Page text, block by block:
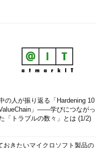
の人が振り返る「Hardening 10
」――学びにつながっ
「トラブルの数々」とは (1/2)
おきたいマイクロソフト製品の